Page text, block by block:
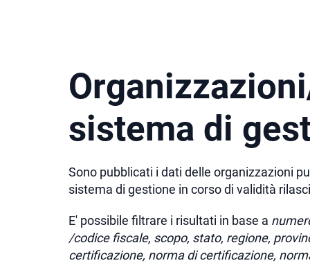
sistema di
Sono pubblicati i dati delle organizzazioni
sistema di gestione in corso di validità
E' possibile filtrare i risultati in base a
/codice fiscale, scopo, stato, regione,
certificazione, norma di certificazione,